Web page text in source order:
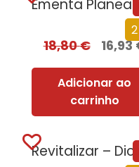
18,80€ 16,93
Adicionar ao
carrinho